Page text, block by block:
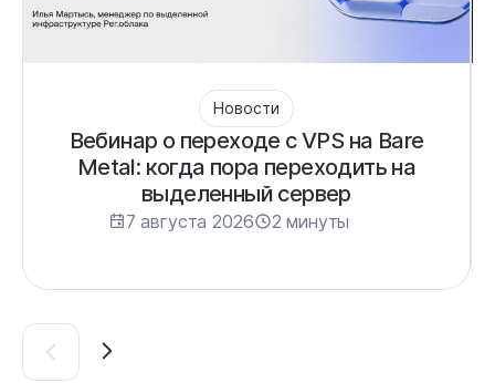
Новости
Вебинар о переходе с VPS на Bare
Metal: когда пора переходить на
выделенный сервер
7 августа 2026 2 минуты